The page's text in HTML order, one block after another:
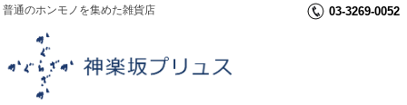
普通のホンモノを集めた雑貨店 03-3269-0052